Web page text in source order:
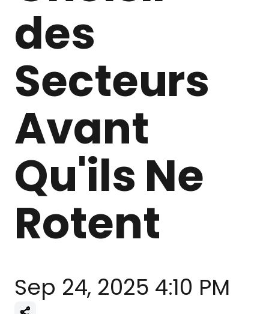
des
Secteurs
Avant
Qu'ils Ne
Rotent
Sep 24, 2025 4:10 PM